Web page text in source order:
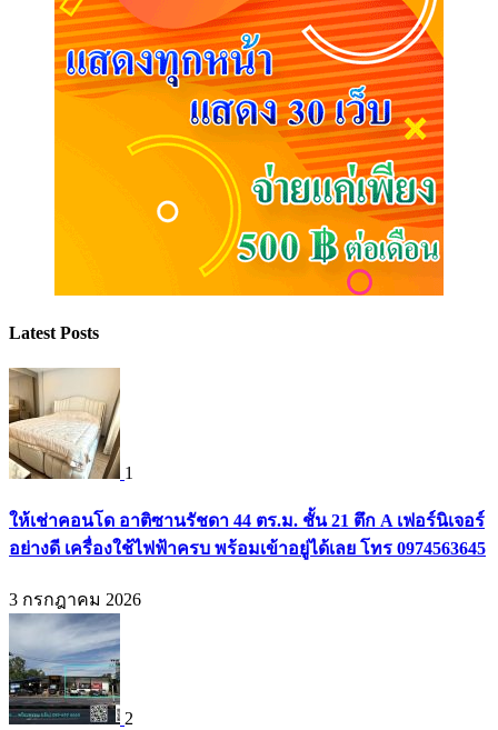
Latest Posts
1
ให้เช่าคอนโด อาติซานรัชดา 44 ตร.ม. ชั้น 21 ตึก A เฟอร์นิเจอร์
อย่างดี เครื่องใช้ไฟฟ้าครบ พร้อมเข้าอยู่ได้เลย โทร 0974563645
3 กรกฎาคม 2026
2